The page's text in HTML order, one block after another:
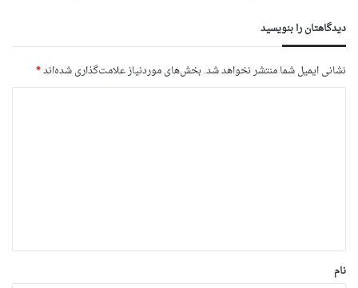
دیدگاهتان را بنویسید
نشانی ایمیل شما منتشر نخواهد شد.بخش‌های موردنیاز علامت‌گذاری شده‌اند*
نام